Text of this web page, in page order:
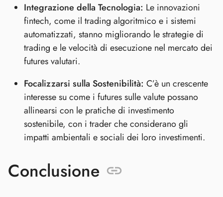
Integrazione della Tecnologia: Le innovazioni
fintech, come il trading algoritmico e i sistemi
automatizzati, stanno migliorando le strategie di
trading e le velocità di esecuzione nel mercato dei
futures valutari.
Focalizzarsi sulla Sostenibilità: C’è un crescente
interesse su come i futures sulle valute possano
allinearsi con le pratiche di investimento
sostenibile, con i trader che considerano gli
impatti ambientali e sociali dei loro investimenti.
Conclusione